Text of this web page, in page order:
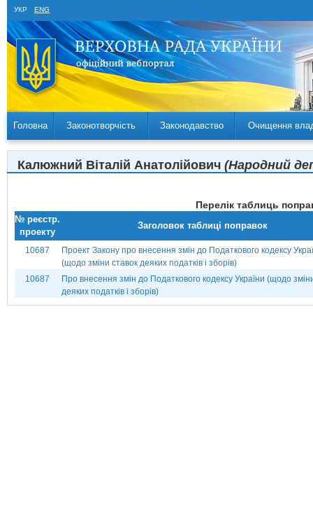
УКР ENG
Головна Законотворчість Законодавство Очищення
Калюжний Віталій Анатолійович (Народний
Перелік таблиць
№ реєстр.
проекту
Заголовок таблиці поправок
10687
Проект Закону про внесення змін до Податкового кодексу
(щодо зміни ставок деяких податків і зборів)
10687
Про внесення змін до Податкового кодексу України (щодо
деяких податків і зборів)